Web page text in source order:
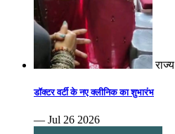
राज्य
डॉक्टर वर्टी के नए क्लीनिक का शुभारंभ
— Jul 26 2026